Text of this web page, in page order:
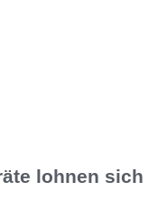
lohnen sich